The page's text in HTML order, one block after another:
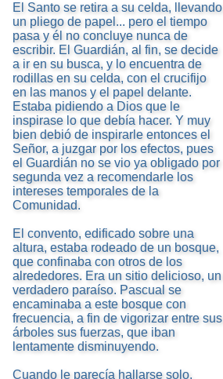
El Santo se retira a su celda, llevando
un pliego de papel... pero el tiempo
pasa y él no concluye nunca de
escribir. El Guardián, al fin, se decide
a ir en su busca, y lo encuentra de
rodillas en su celda, con el crucifijo
en las manos y el papel delante.
Estaba pidiendo a Dios que le
inspirase lo que debía hacer. Y muy
bien debió de inspirarle entonces el
Señor, a juzgar por los efectos, pues
el Guardián no se vio ya obligado por
segunda vez a recomendarle los
intereses temporales de la
Comunidad.
El convento, edificado sobre una
altura, estaba rodeado de un bosque,
que confinaba con otros de los
alrededores. Era un sitio delicioso, un
verdadero paraíso. Pascual se
encaminaba a este bosque con
frecuencia, a fin de vigorizar entre sus
árboles sus fuerzas, que iban
lentamente disminuyendo.
Cuando le parecía hallarse solo,